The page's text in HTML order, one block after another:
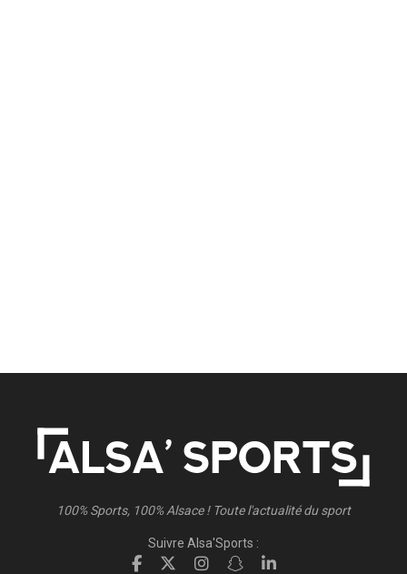
100% Sports, 100% Alsace ! Toute l'actualité du sport
Suivre Alsa'Sports :